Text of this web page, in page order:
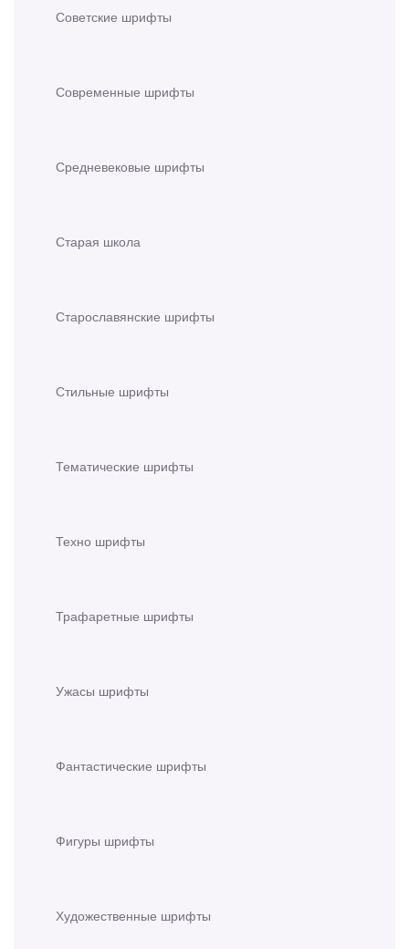
Советские шрифты
Современные шрифты
Средневековые шрифты
Старая школа
Старославянские шрифты
Стильные шрифты
Тематические шрифты
Техно шрифты
Трафаретные шрифты
Ужасы шрифты
Фантастические шрифты
Фигуры шрифты
Художественные шрифты